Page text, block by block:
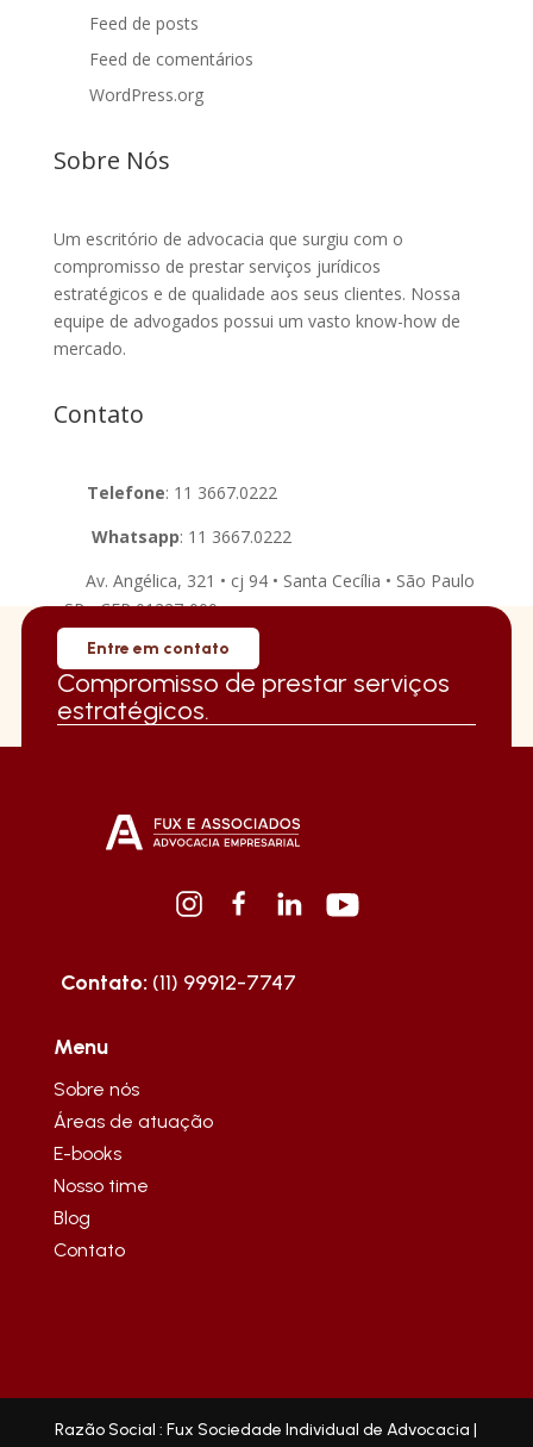
Feed de posts
Feed de comentários
WordPress.org
Sobre Nós
Um escritório de advocacia que surgiu com o
compromisso de prestar serviços jurídicos
estratégicos e de qualidade aos seus clientes. Nossa
equipe de advogados possui um vasto know-how de
mercado.
Contato
Telefone: 11 3667.0222
Whatsapp: 11 3667.0222
Av. Angélica, 321 • cj 94 • Santa Cecília • São Paulo
• SP • CEP 01227-000
Compromisso de prestar serviços
estratégicos.
Entre em contato
Contato: (11) 99912-7747
Menu
Sobre nós
Áreas de atuação
E-books
Nosso time
Blog
Contato
Razão Social : Fux Sociedade Individual de Advocacia |